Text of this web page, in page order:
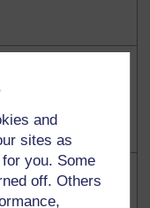
and
sites as
you. Some
off. Others
socio-économique
mise en place
dirigée par Me
Ministre.
l'adoption d'une